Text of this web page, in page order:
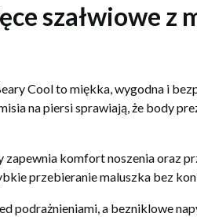
szałwiowe z
Cool to miękka, wygodna i
na piersi sprawiają, że body
komfort noszenia oraz
przebieranie maluszka bez
podrażnieniami, a bezniklowe